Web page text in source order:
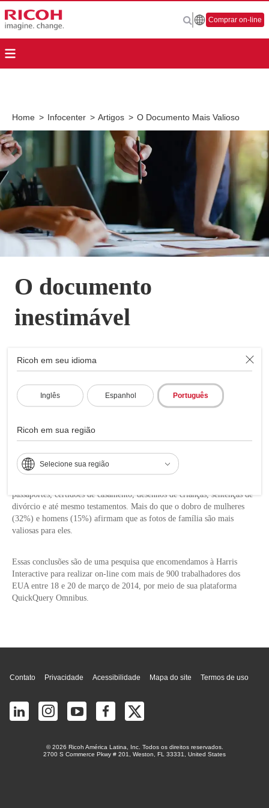
Ricoh em seu idioma
Inglês Espanhol Português
Ricoh em sua região
Selecione sua região
Comprar on-line
Home > Infocenter > Artigos > O Documento Mais Valioso
O documento
inestimável
Veja os resultados de nossa pesquisa da Harris Poll sobre a
retenção de nossos documentos favoritos.
preciosos?
Qual é o documento que você mais valoriza? Se você for cerca de 1 em
cada 4 americanos, escolherá as fotos de sua família em vez de cartões
passaportes, certidões de casamento, desenhos de crianças, sentenças de
divórcio e até mesmo testamentos. Mais do que o dobro de mulheres
(32%) e homens (15%) afirmam que as fotos de família são mais
valiosas para eles.
Essas conclusões são de uma pesquisa que encomendamos à Harris
Interactive para realizar on-line com mais de 900 trabalhadores dos
EUA entre 18 e 20 de março de 2014, por meio de sua plataforma
QuickQuery Omnibus.
Contato Privacidade Acessibilidade Mapa do site Termos de uso
© 2026 Ricoh América Latina, Inc. Todos os direitos reservados.
2700 S Commerce Pkwy # 201, Weston, FL 33331, United States